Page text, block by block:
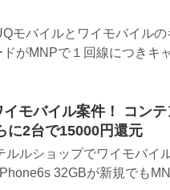
モバイルとワイモバイル
がMNPで１回線につきキ
イモバイル案件！ コン
に2台で15000円還元
ルルショップでワイモバイ
32GBが新規でも